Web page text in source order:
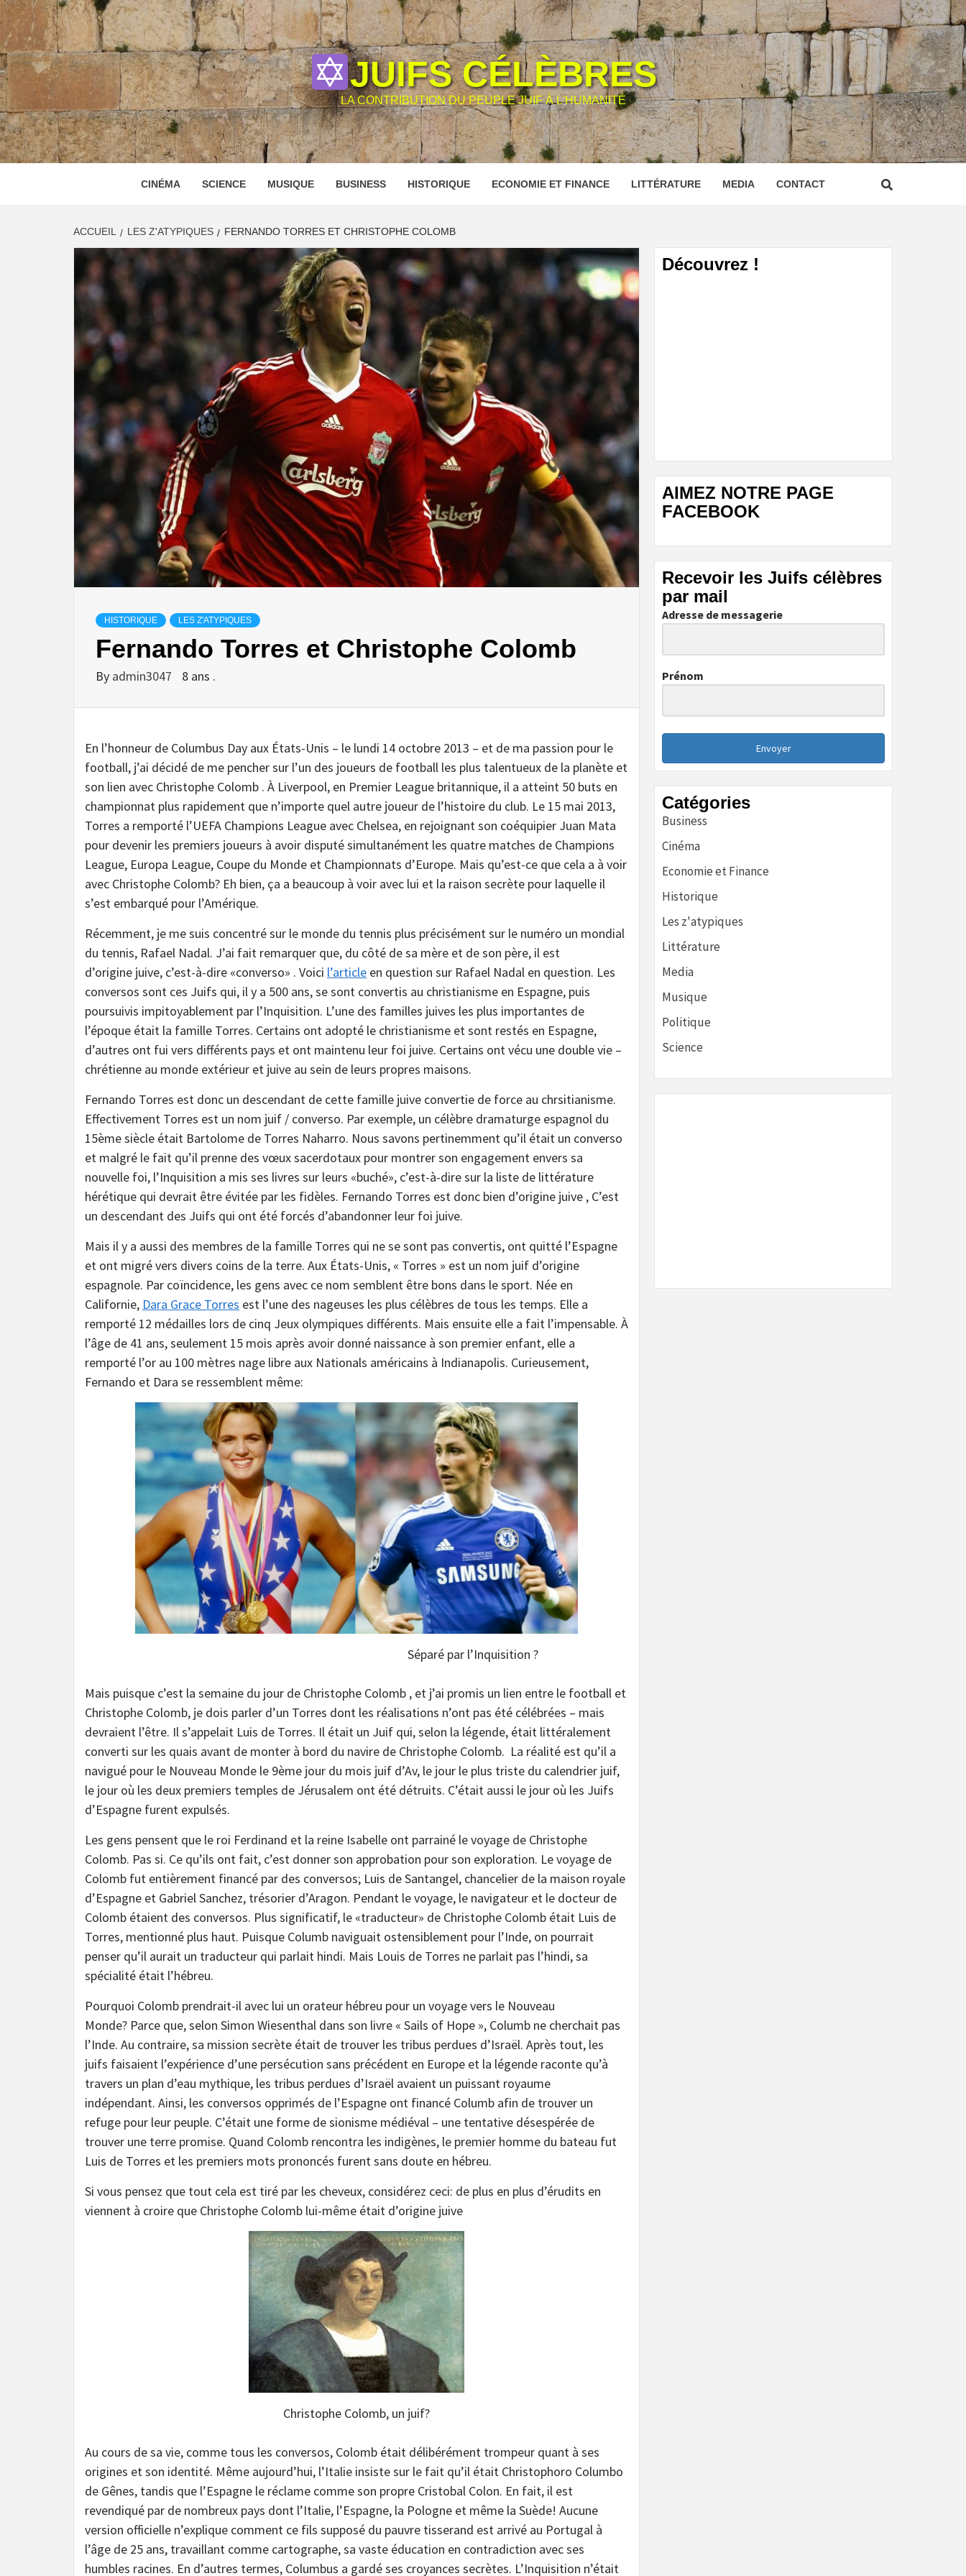
Skip
to
content
JUIFS CÉLÈBRES
LA CONTRIBUTION DU PEUPLE JUIF À L'HUMANITÉ
CINÉMA SCIENCE MUSIQUE BUSINESS HISTORIQUE ECONOMIE ET FINANCE LITTÉRATURE MEDIA CONTACT
ACCUEIL LES Z'ATYPIQUES FERNANDO TORRES ET CHRISTOPHE COLOMB
HISTORIQUE LES Z'ATYPIQUES
Fernando Torres et Christophe Colomb
By admin3047 8 ans .
En l’honneur de Columbus Day aux États-Unis – le lundi 14 octobre 2013 – et de ma passion pour le
football, j’ai décidé de me pencher sur l’un des joueurs de football les plus talentueux de la planète et
son lien avec Christophe Colomb . À Liverpool, en Premier League britannique, il a atteint 50 buts en
championnat plus rapidement que n’importe quel autre joueur de l’histoire du club. Le 15 mai 2013,
Torres a remporté l’UEFA Champions League avec Chelsea, en rejoignant son coéquipier Juan Mata
pour devenir les premiers joueurs à avoir disputé simultanément les quatre matches de Champions
League, Europa League, Coupe du Monde et Championnats d’Europe. Mais qu’est-ce que cela a à voir
avec Christophe Colomb? Eh bien, ça a beaucoup à voir avec lui et la raison secrète pour laquelle il
s’est embarqué pour l’Amérique.
Récemment, je me suis concentré sur le monde du tennis plus précisément sur le numéro un mondial
du tennis, Rafael Nadal. J’ai fait remarquer que, du côté de sa mère et de son père, il est
d’origine juive, c’est-à-dire «converso» . Voici l’article en question sur Rafael Nadal en question. Les
conversos sont ces Juifs qui, il y a 500 ans, se sont convertis au christianisme en Espagne, puis
poursuivis impitoyablement par l’Inquisition. L’une des familles juives les plus importantes de
l’époque était la famille Torres. Certains ont adopté le christianisme et sont restés en Espagne,
d’autres ont fui vers différents pays et ont maintenu leur foi juive. Certains ont vécu une double vie –
chrétienne au monde extérieur et juive au sein de leurs propres maisons.
Fernando Torres est donc un descendant de cette famille juive convertie de force au chrsitianisme.
Effectivement Torres est un nom juif / converso. Par exemple, un célèbre dramaturge espagnol du
15ème siècle était Bartolome de Torres Naharro. Nous savons pertinemment qu’il était un converso
et malgré le fait qu’il prenne des vœux sacerdotaux pour montrer son engagement envers sa
nouvelle foi, l’Inquisition a mis ses livres sur leurs «buché», c’est-à-dire sur la liste de littérature
hérétique qui devrait être évitée par les fidèles. Fernando Torres est donc bien d’origine juive , C’est
un descendant des Juifs qui ont été forcés d’abandonner leur foi juive.
Mais il y a aussi des membres de la famille Torres qui ne se sont pas convertis, ont quitté l’Espagne
et ont migré vers divers coins de la terre. Aux États-Unis, « Torres » est un nom juif d’origine
espagnole. Par coïncidence, les gens avec ce nom semblent être bons dans le sport. Née en
Californie, Dara Grace Torres est l’une des nageuses les plus célèbres de tous les temps. Elle a
remporté 12 médailles lors de cinq Jeux olympiques différents. Mais ensuite elle a fait l’impensable. À
l’âge de 41 ans, seulement 15 mois après avoir donné naissance à son premier enfant, elle a
remporté l’or au 100 mètres nage libre aux Nationals américains à Indianapolis. Curieusement,
Fernando et Dara se ressemblent même:
Séparé par l’Inquisition ?
Mais puisque c’est la semaine du jour de Christophe Colomb , et j’ai promis un lien entre le football et
Christophe Colomb, je dois parler d’un Torres dont les réalisations n’ont pas été célébrées – mais
devraient l’être. Il s’appelait Luis de Torres. Il était un Juif qui, selon la légende, était littéralement
converti sur les quais avant de monter à bord du navire de Christophe Colomb. La réalité est qu’il a
navigué pour le Nouveau Monde le 9ème jour du mois juif d’Av, le jour le plus triste du calendrier juif,
le jour où les deux premiers temples de Jérusalem ont été détruits. C’était aussi le jour où les Juifs
d’Espagne furent expulsés.
Les gens pensent que le roi Ferdinand et la reine Isabelle ont parrainé le voyage de Christophe
Colomb. Pas si. Ce qu’ils ont fait, c’est donner son approbation pour son exploration. Le voyage de
Colomb fut entièrement financé par des conversos; Luis de Santangel, chancelier de la maison royale
d’Espagne et Gabriel Sanchez, trésorier d’Aragon. Pendant le voyage, le navigateur et le docteur de
Colomb étaient des conversos. Plus significatif, le «traducteur» de Christophe Colomb était Luis de
Torres, mentionné plus haut. Puisque Columb naviguait ostensiblement pour l’Inde, on pourrait
penser qu’il aurait un traducteur qui parlait hindi. Mais Louis de Torres ne parlait pas l’hindi, sa
spécialité était l’hébreu.
Pourquoi Colomb prendrait-il avec lui un orateur hébreu pour un voyage vers le Nouveau
Monde? Parce que, selon Simon Wiesenthal dans son livre « Sails of Hope », Columb ne cherchait pas
l’Inde. Au contraire, sa mission secrète était de trouver les tribus perdues d’Israël. Après tout, les
juifs faisaient l’expérience d’une persécution sans précédent en Europe et la légende raconte qu’à
travers un plan d’eau mythique, les tribus perdues d’Israël avaient un puissant royaume
indépendant. Ainsi, les conversos opprimés de l’Espagne ont financé Columb afin de trouver un
refuge pour leur peuple. C’était une forme de sionisme médiéval – une tentative désespérée de
trouver une terre promise. Quand Colomb rencontra les indigènes, le premier homme du bateau fut
Luis de Torres et les premiers mots prononcés furent sans doute en hébreu.
Si vous pensez que tout cela est tiré par les cheveux, considérez ceci: de plus en plus d’érudits en
viennent à croire que Christophe Colomb lui-même était d’origine juive
Christophe Colomb, un juif?
Au cours de sa vie, comme tous les conversos, Colomb était délibérément trompeur quant à ses
origines et son identité. Même aujourd’hui, l’Italie insiste sur le fait qu’il était Christophoro Columbo
de Gênes, tandis que l’Espagne le réclame comme son propre Cristobal Colon. En fait, il est
revendiqué par de nombreux pays dont l’Italie, l’Espagne, la Pologne et même la Suède! Aucune
version officielle n’explique comment ce fils supposé du pauvre tisserand est arrivé au Portugal à
l’âge de 25 ans, travaillant comme cartographe, sa vaste éducation en contradiction avec ses
humbles racines. En d’autres termes, Columbus a gardé ses croyances secrètes. L’Inquisition n’était
Découvrez !
AIMEZ NOTRE PAGE
FACEBOOK
Recevoir les Juifs célèbres
par mail
Adresse de messagerie
Prénom
Envoyer
Catégories
Business
Cinéma
Economie et Finance
Historique
Les z'atypiques
Littérature
Media
Musique
Politique
Science